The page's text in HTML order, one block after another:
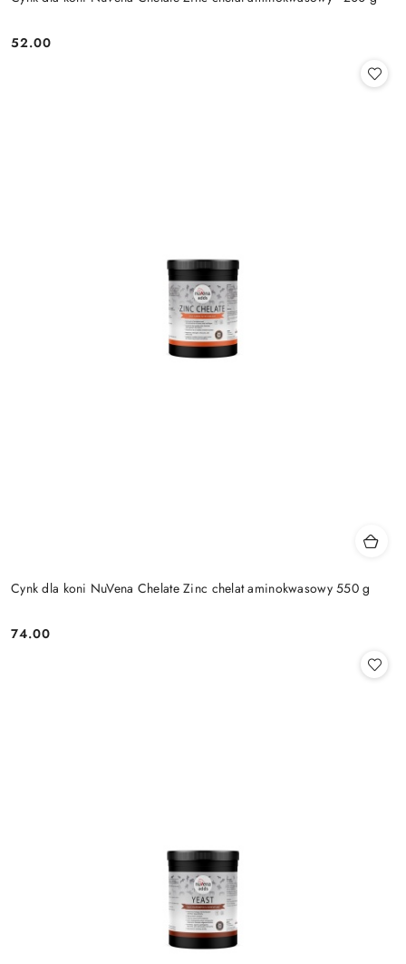
Cena:
52.00
Cynk dla koni NuVena Chelate Zinc chelat aminokwasowy 550 g
Cena:
74.00